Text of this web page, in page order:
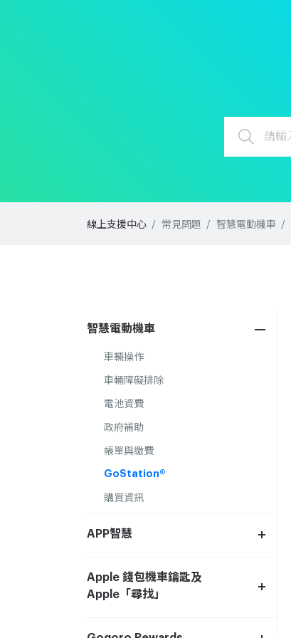
線上支援中心 常見問題 智慧電動機車
智慧電動機車
車輛操作
車輛障礙排除
電池資費
政府補助
帳單與繳費
GoStation®
購買資訊
APP智慧
Apple 錢包機車鑰匙及
Apple「尋找」